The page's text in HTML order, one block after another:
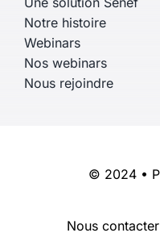
Notre histoire
Webinars
Nos webinars
Nous rejoindre
© 2024 •
Nous contacter